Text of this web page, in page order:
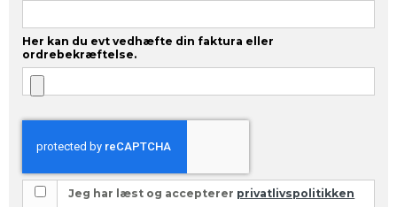
Her kan du evt vedhæfte din faktura eller
ordrebekræftelse.
Jeg har læst og accepterer privatlivspolitikken